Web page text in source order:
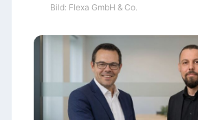
Bild: Flexa GmbH & Co.